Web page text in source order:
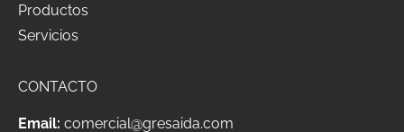
Productos
Servicios
CONTACTO
Email: comercial@gresaida.com